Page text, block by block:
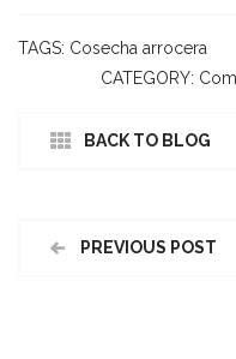
TAGS: Cosecha arrocera
CATEGORY:
BACK TO BLOG
PREVIOUS POST